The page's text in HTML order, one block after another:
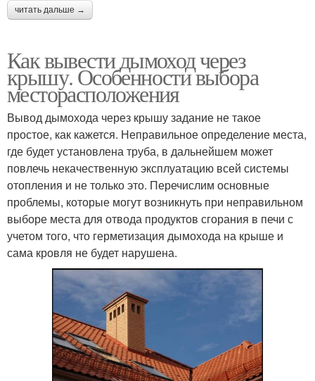
читать дальше →
Как вывести дымоход через
крышу. Особенности выбора
месторасположения
Вывод дымохода через крышу задание не такое
простое, как кажется. Неправильное определение места,
где будет установлена труба, в дальнейшем может
повлечь некачественную эксплуатацию всей системы
отопления и не только это. Перечислим основные
проблемы, которые могут возникнуть при неправильном
выборе места для отвода продуктов сгорания в печи с
учетом того, что герметизация дымохода на крыше и
сама кровля не будет нарушена.